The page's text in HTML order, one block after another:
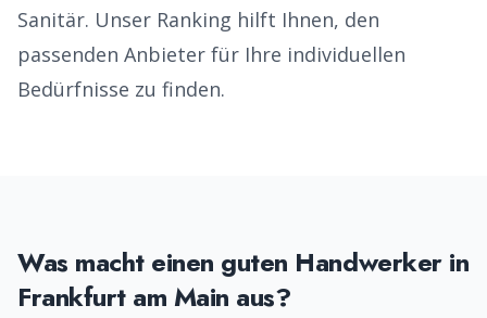
Sanitär. Unser Ranking hilft Ihnen, den
passenden Anbieter für Ihre individuellen
Bedürfnisse zu finden.
Was macht einen guten Handwerkerin
Frankfurt am Main aus?